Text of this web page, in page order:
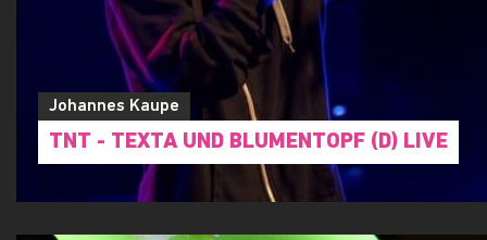
Johannes Kaupe
TNT - TEXTA UND BLUMENTOPF (D) LIVE